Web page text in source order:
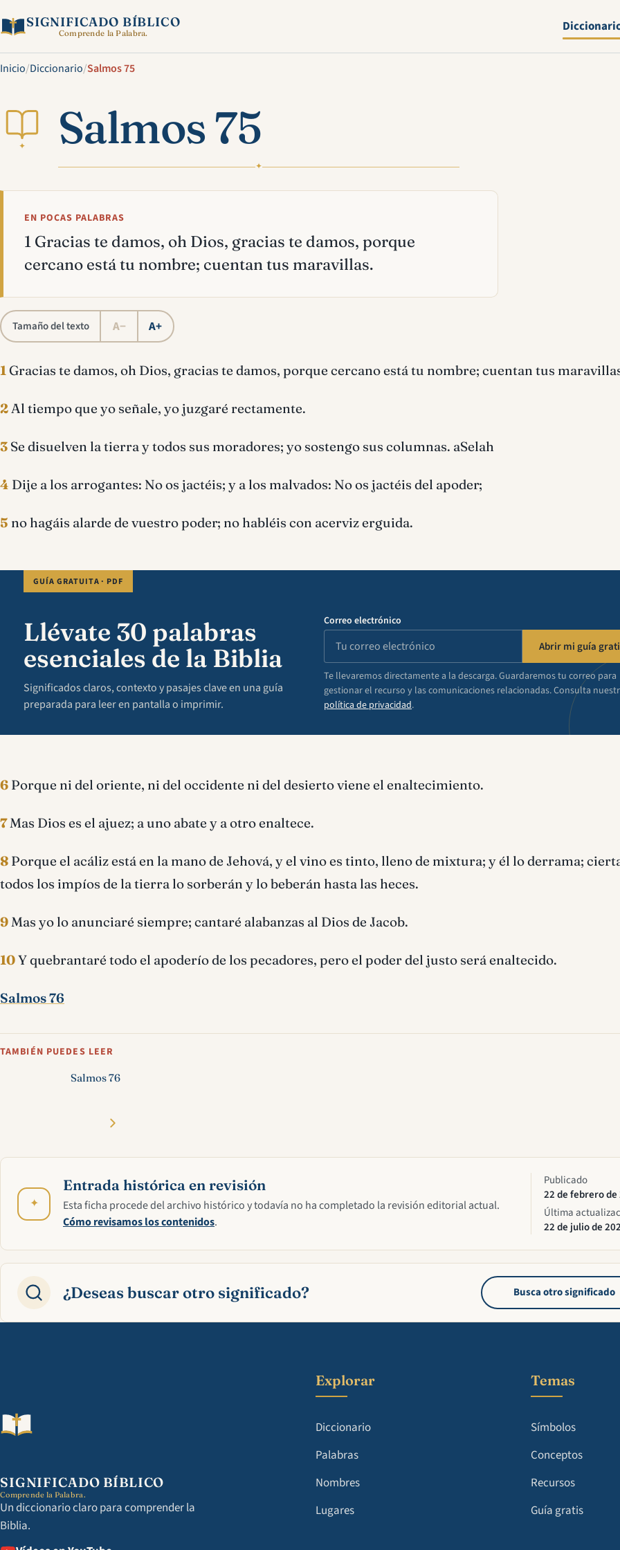
SIGNIFICADO BÍBLICO
Comprende la Palabra.
Inicio/Diccionario/Salmos 75
✦ Salmos 75
✦
EN POCAS PALABRAS
1 Gracias te damos, oh Dios, gracias te damos, porque
cercano está tu nombre; cuentan tus maravillas.
Tamaño del texto A− A+
1Gracias te damos, oh Dios, gracias te damos, porque cercano está tu nombre; cuentan tus
2Al tiempo que yo señale, yo juzgaré rectamente.
3 Se disuelven la tierra y todos sus moradores; yo sostengo sus columnas. aSelah
4 Dije a los arrogantes: No os jactéis; y a los malvados: No os jactéis del apoder;
5 no hagáis alarde de vuestro poder; no habléis con acerviz erguida.
GUÍA GRATUITA · PDF
Llévate 30 palabras
esenciales de la Biblia
Significados claros, contexto y pasajes clave en una guía
preparada para leer en pantalla o imprimir.
Correo electrónico
Abrir mi guía
Te llevaremos directamente a la descarga. Guardaremos tu correo para
gestionar el recurso y las comunicaciones relacionadas. Consulta
política de privacidad.
6 Porque ni del oriente, ni del occidente ni del desierto viene el enaltecimiento.
7Mas Dios es el ajuez; a uno abate y a otro enaltece.
8 Porque el acáliz está en la mano de Jehová, y el vino es tinto, lleno de mixtura; y él lo derrama;
todos los impíos de la tierra lo sorberán y lo beberán hasta las heces.
9Mas yo lo anunciaré siempre; cantaré alabanzas al Dios de Jacob.
10Y quebrantaré todo el apoderío de los pecadores, pero el poder del justo será enaltecido.
Salmos 76
TAMBIÉN PUEDES LEER
Salmos 76
✦
Entrada histórica en revisión
Esta ficha procede del archivo histórico y todavía no ha completado la revisión editorial actual.
Cómo revisamos los contenidos.
Publicado
22 de febrero de
Última
22 de julio de
¿Deseas buscar otro significado? Busca otro significado
SIGNIFICADO BÍBLICO
Comprende la Palabra.
Un diccionario claro para comprender la
Biblia.
Explorar
Diccionario
Palabras
Nombres
Lugares
Temas
Símbolos
Conceptos
Recursos
Guía gratis